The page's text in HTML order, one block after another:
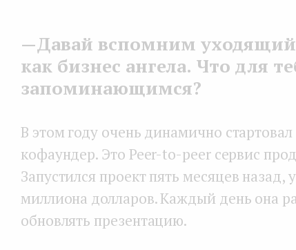
—Давай вспомним уходящий
как бизнес ангела. Что для
запоминающимся?
В этом году очень динамично стартовал
кофаундер. Это Peer-to-peer сервис
Запустился проект пять месяцев
миллиона долларов. Каждый день она
обновлять презентацию.